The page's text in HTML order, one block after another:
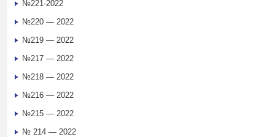
№221-2022
№220 — 2022
№219 — 2022
№217 — 2022
№218 — 2022
№216 — 2022
№215 — 2022
№ 214 — 2022